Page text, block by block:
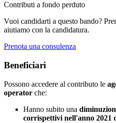
Contributi a fondo perduto
Vuoi candidarti a questo bando?
aiutiamo con la candidatura.
Prenota una consulenza
Beneficiari
Possono accedere al contributo le
operator che:
Hanno subito una
corrispettivi nell'anno 2021